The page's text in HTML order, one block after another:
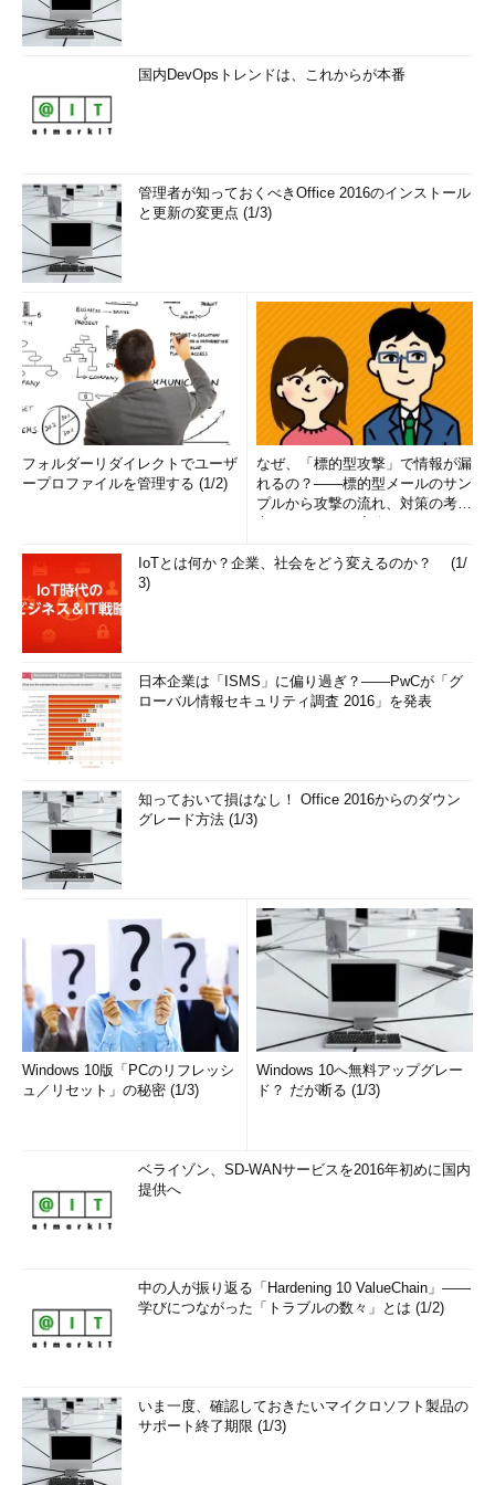
国内DevOpsトレンドは、これからが本番
管理者が知っておくべきOffice 2016のインストール
と更新の変更点 (1/3)
フォルダーリダイレクトでユーザ
ープロファイルを管理する (1/2)
なぜ、「標的型攻撃」で情報が漏
れるの？――標的型メールのサン
プルから攻撃の流れ、対策の考え
IoTとは何か？企業、社会をどう変えるのか？ (1/
3)
日本企業は「ISMS」に偏り過ぎ？――PwCが「グ
ローバル情報セキュリティ調査 2016」を発表
知っておいて損はなし！ Office 2016からのダウン
グレード方法 (1/3)
Windows 10版「PCのリフレッシ
ュ／リセット」の秘密 (1/3)
Windows 10へ無料アップグレー
ド？ だが断る (1/3)
ベライゾン、SD-WANサービスを2016年初めに国内
提供へ
中の人が振り返る「Hardening 10 ValueChain」――
学びにつながった「トラブルの数々」とは (1/2)
いま一度、確認しておきたいマイクロソフト製品の
サポート終了期限 (1/3)